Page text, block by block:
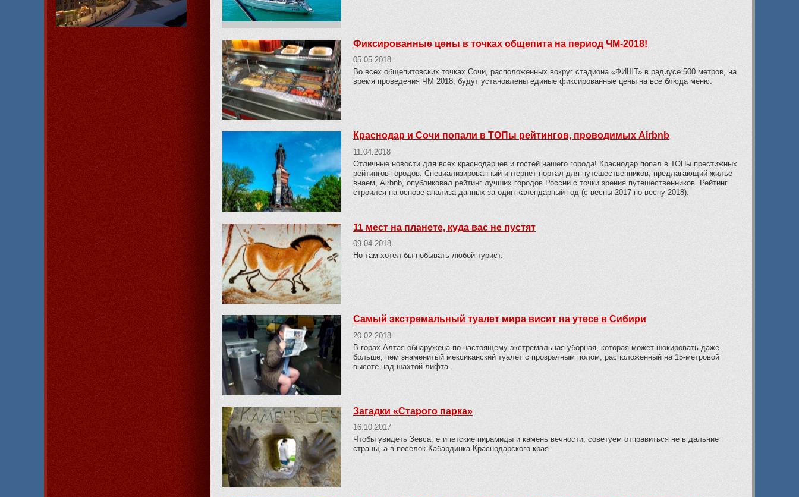
Фиксированные цены в точках общепита на период ЧМ-2018!
05.05.2018
Во всех общепитовских точках Сочи, расположенных вокруг стадиона «ФИШТ» в радиусе 500 метров, на
время проведения ЧМ 2018, будут установлены единые фиксированные цены на все блюда меню.
Краснодар и Сочи попали в ТОПы рейтингов, проводимых Airbnb
11.04.2018
Отличные новости для всех краснодарцев и гостей нашего города! Краснодар попал в ТОПы престижных
рейтингов городов. Специализированный интернет-портал для путешественников, предлагающий жилье
внаем, Airbnb, опубликовал рейтинг лучших городов России с точки зрения путешественников. Рейтинг
строился на основе анализа данных за один календарный год (с весны 2017 по весну 2018).
11 мест на планете, куда вас не пустят
09.04.2018
Но там хотел бы побывать любой турист.
Самый экстремальный туалет мира висит на утесе в Сибири
20.02.2018
В горах Алтая обнаружена по-настоящему экстремальная уборная, которая может шокировать даже
больше, чем знаменитый мексиканский туалет с прозрачным полом, расположенный на 15-метровой
высоте над шахтой лифта.
Загадки «Старого парка»
16.10.2017
Чтобы увидеть Зевса, египетские пирамиды и камень вечности, советуем отправиться не в дальние
страны, а в поселок Кабардинка Краснодарского края.